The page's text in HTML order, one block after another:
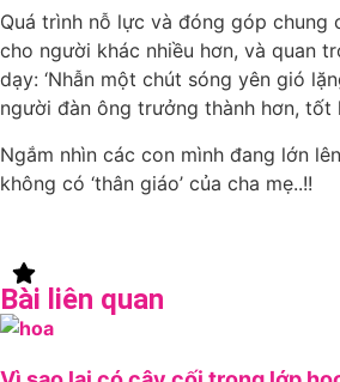
Quá trình nỗ lực và đóng góp chung
cho người khác nhiều hơn, và quan
dạy: ‘Nhẫn một chút sóng yên gió
người đàn ông trưởng thành hơn,
Ngắm nhìn các con mình đang lớn
không có ‘thân giáo’ của cha mẹ..!!
Bài liên quan